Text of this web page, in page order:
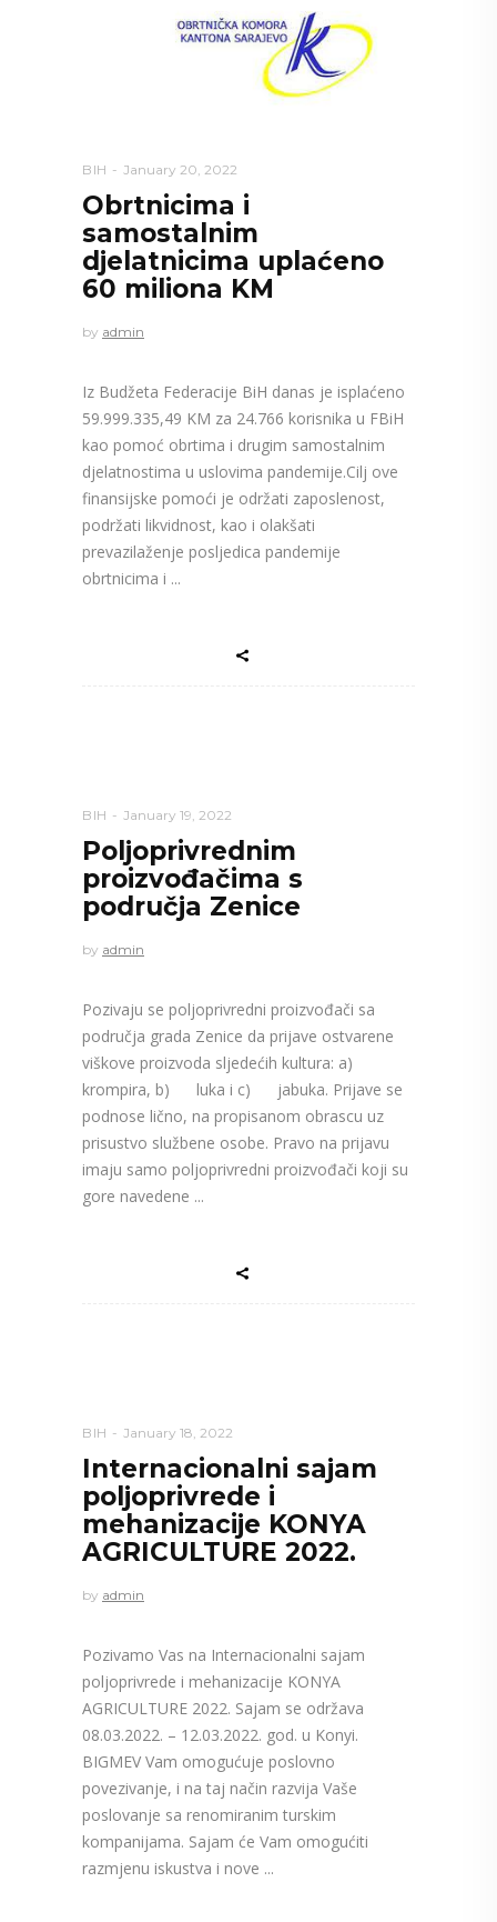
BIH January 20, 2022
Obrtnicima i
samostalnim
djelatnicima uplaćeno
60 miliona KM
by admin
Iz Budžeta Federacije BiH danas je isplaćeno
59.999.335,49 KM za 24.766 korisnika u FBiH
kao pomoć obrtima i drugim samostalnim
djelatnostima u uslovima pandemije.Cilj ove
finansijske pomoći je održati zaposlenost,
podržati likvidnost, kao i olakšati
prevazilaženje posljedica pandemije
obrtnicima i
BIH January 19, 2022
Poljoprivrednim
proizvođačima s
područja Zenice
by admin
Pozivaju se poljoprivredni proizvođači sa
područja grada Zenice da prijave ostvarene
viškove proizvoda sljedećih kultura: a)
krompira, b) luka i c) jabuka. Prijave se
podnose lično, na propisanom obrascu uz
prisustvo službene osobe. Pravo na prijavu
imaju samo poljoprivredni proizvođači koji su
gore navedene
BIH January 18, 2022
Internacionalni sajam
poljoprivrede i
mehanizacije KONYA
AGRICULTURE 2022.
by admin
Pozivamo Vas na Internacionalni sajam
poljoprivrede i mehanizacije KONYA
AGRICULTURE 2022. Sajam se održava
08.03.2022. – 12.03.2022. god. u Konyi.
BIGMEV Vam omogućuje poslovno
povezivanje, i na taj način razvija Vaše
poslovanje sa renomiranim turskim
kompanijama. Sajam će Vam omogućiti
razmjenu iskustva i nove